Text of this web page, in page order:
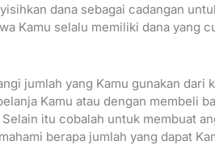
dana sebagai cadangan
Kamu selalu memiliki dana yang
jumlah yang Kamu gunakan dari
Kamu atau dengan membeli
itu cobalah untuk membuat
berapa jumlah yang dapat